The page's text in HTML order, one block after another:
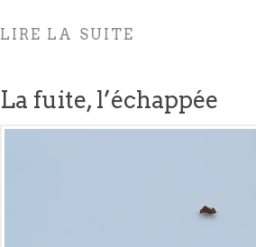
LIRE LA SUITE
La fuite, l’échappée